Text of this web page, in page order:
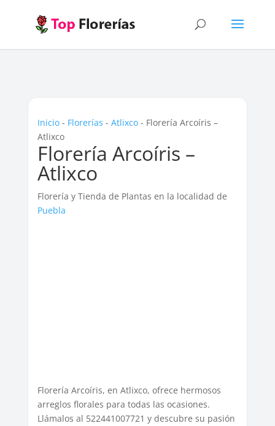
Inicio- Florerías - Atlixco- Florería Arcoíris –
Atlixco
Florería Arcoíris –
Atlixco
Florería y Tienda de Plantas en la localidad de
Puebla
Florería Arcoíris, en Atlixco, ofrece hermosos
arreglos florales para todas las ocasiones.
Llámalos al 522441007721 y descubre su pasión